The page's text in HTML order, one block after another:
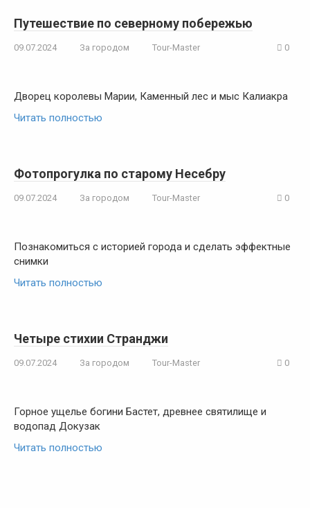
Путешествие по северному побережью
09.07.2024 За городом Tour-Master 0
Дворец королевы Марии, Каменный лес и мыс Калиакра
Читать полностью
Фотопрогулка по старому Несебру
09.07.2024 За городом Tour-Master 0
Познакомиться с историей города и сделать эффектные
снимки
Читать полностью
Четыре стихии Странджи
09.07.2024 За городом Tour-Master 0
Горное ущелье богини Бастет, древнее святилище и
водопад Докузак
Читать полностью